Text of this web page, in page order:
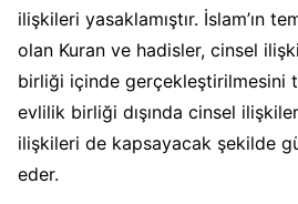
ilişkileri yasaklamıştır. İslam’ın
olan Kuran ve hadisler, cinsel
birliği içinde gerçekleştirilmesini
evlilik birliği dışında cinsel
ilişkileri de kapsayacak şekilde
eder.